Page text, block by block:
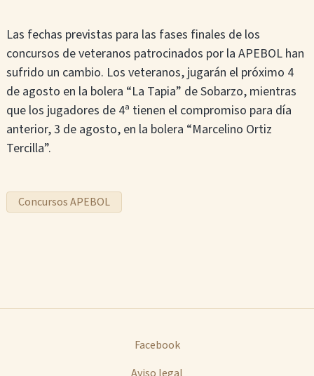
Las fechas previstas para las fases finales de los
concursos de veteranos patrocinados por la APEBOL han
sufrido un cambio. Los veteranos, jugarán el próximo 4
de agosto en la bolera “La Tapia” de Sobarzo, mientras
que los jugadores de 4ª tienen el compromiso para día
anterior, 3 de agosto, en la bolera “Marcelino Ortiz
Tercilla”.
Concursos APEBOL
Facebook